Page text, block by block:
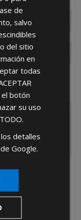
Otros
de
salvo
del sitio
en
todas
botón
su uso
.
detalles
Google.